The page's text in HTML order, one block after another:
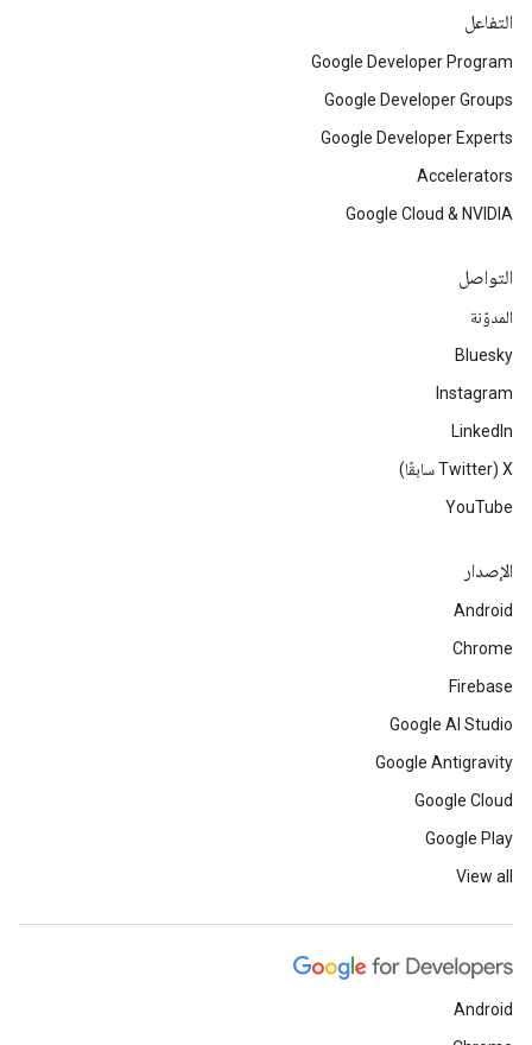
التفاعل
Google Developer Program
Google Developer Groups
Google Developer Experts
Accelerators
Google Cloud & NVIDIA
التواصل
المدوّنة
Bluesky
Instagram
LinkedIn
‫X ‏(Twitter سابقًا)
YouTube
الإصدار
Android
Chrome
Firebase
Google AI Studio
Google Antigravity
Google Cloud
Google Play
View all
Android